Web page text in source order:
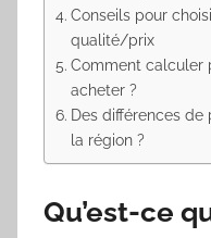
Conseils pour
qualité/prix
Comment calculer
acheter ?
Des différences de
la région ?
Qu’est-ce